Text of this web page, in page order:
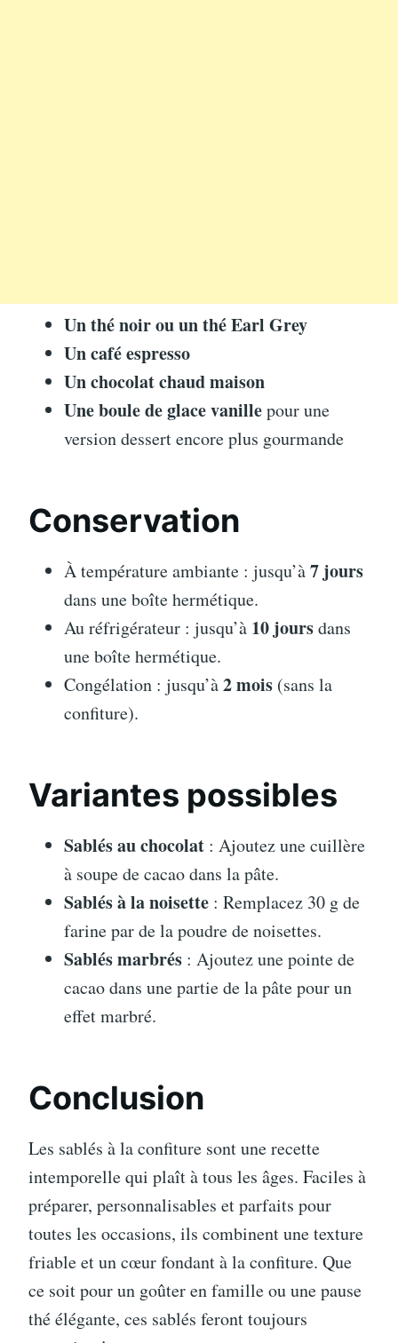
Un thé noir ou un thé Earl Grey
Un café espresso
Un chocolat chaud maison
Une boule de glace vanillepour une
version dessert encore plus gourmande
Conservation
À température ambiante : jusqu’à7 jours
dans une boîte hermétique.
Au réfrigérateur : jusqu’à 10 joursdans
une boîte hermétique.
Congélation : jusqu’à2 mois (sans la
confiture).
Variantes possibles
Sablés au chocolat : Ajoutez une cuillère
à soupe de cacao dans la pâte.
Sablés à la noisette : Remplacez 30 g de
farine par de la poudre de noisettes.
Sablés marbrés : Ajoutez une pointe de
cacao dans une partie de la pâte pour un
effet marbré.
Conclusion
Les sablés à la confiture sont une recette
intemporelle qui plaît à tous les âges. Faciles à
préparer, personnalisables et parfaits pour
toutes les occasions, ils combinent une texture
friable et un cœur fondant à la confiture. Que
ce soit pour un goûter en famille ou une pause
thé élégante, ces sablés feront toujours